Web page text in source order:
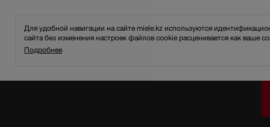
Для удобной навигации на сайте miele.kz используются
сайта без изменения настроек файлов cookie расценивается как ваше
Подробнее